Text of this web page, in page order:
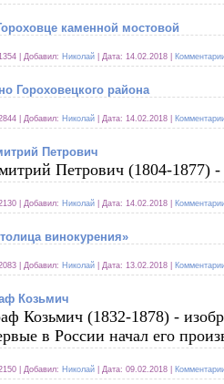
каменной мостовой
1354 Добавил: Николай Дата: 14.02.2018
Гороховецкого района
Добавил: Николай Дата: 14.02.2018
Петрович
Петрович (1804-1877) -
Добавил: Николай Дата: 14.02.2018
винокурения»
Добавил: Николай Дата: 13.02.2018
Козьмич
Козьмич (1832-1878) -
в России начал его
Добавил: Николай Дата: 09.02.2018